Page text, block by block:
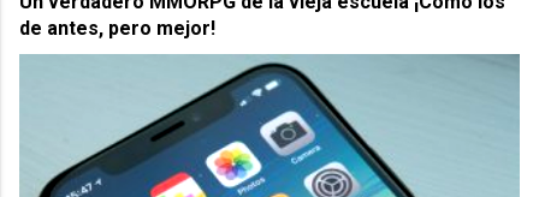
de antes, pero mejor!